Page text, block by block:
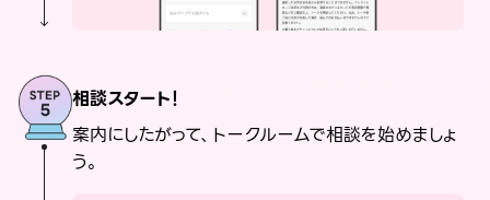
相談スタート！
案内にしたがって、トークルームで相談を始めましょ
う。